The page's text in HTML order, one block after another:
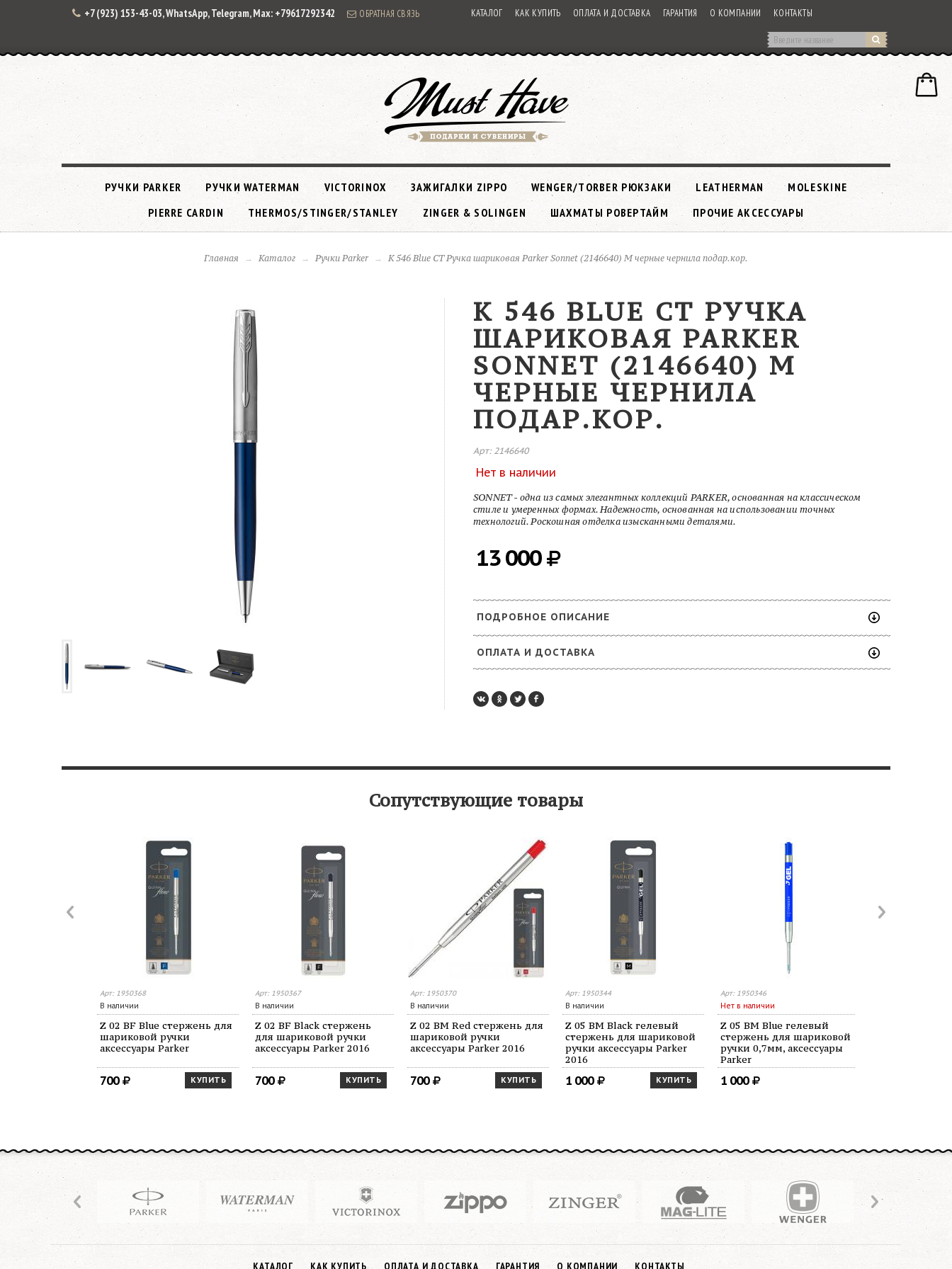
+7 (923) 153-43-03, WhatsApp, Telegram, Max: +79617292342 ОБРАТНАЯ СВЯЗЬ КАТАЛОГ КАК КУПИТЬ ОПЛАТА И ДОСТАВКА ГАРАНТИЯ О КОМПАНИИ КОНТАКТЫ
РУЧКИ PARKER РУЧКИ WATERMAN VICTORINOX ЗАЖИГАЛКИ ZIPPO WENGER/TORBER РЮКЗАКИ LEATHERMAN
MOLESKINE
PIERRE CARDIN
THERMOS/STINGER/STANLEY ZINGER & SOLINGEN ШАХМАТЫ РОВЕРТАЙМ ПРОЧИЕ АКСЕССУАРЫ
Главная Каталог Ручки Parker K 546 Blue CT Ручка шариковая Parker Sonnet (2146640) M черные чернила подар.кор.
K 546 BLUE CT РУЧКА
ШАРИКОВАЯ PARKER
SONNET (2146640) M
ЧЕРНЫЕ ЧЕРНИЛА
ПОДАР.КОР.
Арт: 2146640
Нет в наличии
SONNET - одна из самых элегантных коллекций PARKER, основанная на классическом
стиле и умеренных формах. Надежность, основанная на использовании точных
технологий. Роскошная отделка изысканными деталями.
13 000
ПОДРОБНОЕ ОПИСАНИЕ
ОПЛАТА И ДОСТАВКА
Сопутствующие товары
Арт: 1950368
В наличии
Z 02 BF Blue стержень для
шариковой ручки
аксессуары Parker
700 КУПИТЬ
Арт: 1950367
В наличии
Z 02 BF Black стержень
для шариковой ручки
аксессуары Parker 2016
700 КУПИТЬ
Арт: 1950370
В наличии
Z 02 BM Red стержень для
шариковой ручки
аксессуары Parker 2016
700 КУПИТЬ
Арт: 1950344
В наличии
Z 05 BM Black гелевый
стержень для шариковой
ручки аксессуары Parker
2016
1 000 КУПИТЬ
Арт: 1950346
Нет в наличии
Z 05 BM Blue гелевый
стержень для шариковой
ручки 0,7мм, аксессуары
Parker
1 000
КАТАЛОГ КАК КУПИТЬ ОПЛАТА И ДОСТАВКА ГАРАНТИЯ О КОМПАНИИ КОНТАКТЫ